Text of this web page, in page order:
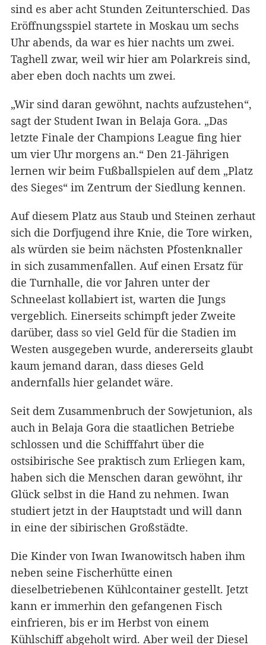
sind es aber acht Stunden Zeitunterschied. Das
Eröffnungsspiel startete in Moskau um sechs
Uhr abends, da war es hier nachts um zwei.
Taghell zwar, weil wir hier am Polarkreis sind,
aber eben doch nachts um zwei.
„Wir sind daran gewöhnt, nachts aufzustehen“,
sagt der Student Iwan in Belaja Gora. „Das
letzte Finale der Champions League fing hier
um vier Uhr morgens an.“ Den 21-Jährigen
lernen wir beim Fußballspielen auf dem „Platz
des Sieges“ im Zentrum der Siedlung kennen.
Auf diesem Platz aus Staub und Steinen zerhaut
sich die Dorfjugend ihre Knie, die Tore wirken,
als würden sie beim nächsten Pfostenknaller
in sich zusammenfallen. Auf einen Ersatz für
die Turnhalle, die vor Jahren unter der
Schneelast kollabiert ist, warten die Jungs
vergeblich. Einerseits schimpft jeder Zweite
darüber, dass so viel Geld für die Stadien im
Westen ausgegeben wurde, andererseits glaubt
kaum jemand daran, dass dieses Geld
andernfalls hier gelandet wäre.
Seit dem Zusammenbruch der Sowjetunion, als
auch in Belaja Gora die staatlichen Betriebe
schlossen und die Schifffahrt über die
ostsibirische See praktisch zum Erliegen kam,
haben sich die Menschen daran gewöhnt, ihr
Glück selbst in die Hand zu nehmen. Iwan
studiert jetzt in der Hauptstadt und will dann
in eine der sibirischen Großstädte.
Die Kinder von Iwan Iwanowitsch haben ihm
neben seine Fischerhütte einen
dieselbetriebenen Kühlcontainer gestellt. Jetzt
kann er immerhin den gefangenen Fisch
einfrieren, bis er im Herbst von einem
Kühlschiff abgeholt wird. Aber weil der Diesel